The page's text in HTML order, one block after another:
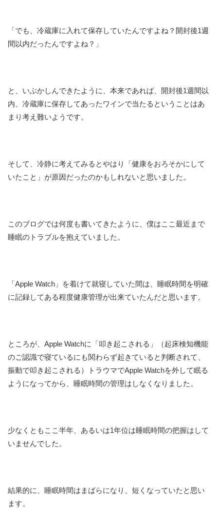
「でも、冷蔵庫に入れて保存していたんですよね？開封後1週
間以内だったんですよね？」
と、いぶかしんできたように、本来であれば、開封後1週間以
内、冷蔵庫に保存してあったワインで当たるということはあ
まり考え難いようです。
そして、冷静に考えてみるとやはり「健康をおろそかにして
いたこと」が原因だったのかもしれないと思いました。
このブログでは何度も書いてきたように、僕はここ最近まで
睡眠のトラブルを抱えていました。
「Apple Watch」を着けて就寝していた間は、睡眠時間を明確
に記録してある程度健康管理が出来ていたんだと思います。
ところが、Apple Watchに「叩き起こされる」（起床検知機能
のご認識で寝ているにも関わらず起きていると判断されて、
振動で叩き起こされる）トラウマでApple Watchを外して眠る
ようになってから、睡眠時間の管理はしなくなりました。
少なくともここ半年、あるいは1年位は睡眠時間の把握はして
いませんでした。
結果的に、睡眠時間はまばらになり、短くなっていたと思い
ます。